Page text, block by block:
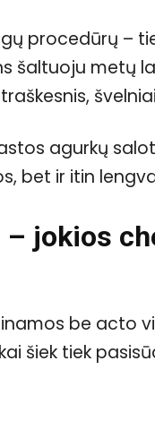
procedūrų –
šaltuoju metų
agurkų
bet ir itin
jokios
be acto
šiek tiek